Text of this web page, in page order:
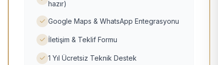
hazır)
Google Maps & WhatsApp Entegrasyonu
İletişim & Teklif Formu
1 Yıl Ücretsiz Teknik Destek